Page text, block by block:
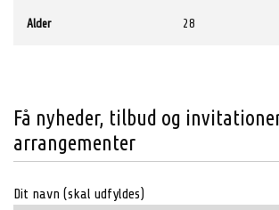
Alder 28
Få nyheder, tilbud og
arrangementer
Dit navn (skal udfyldes)